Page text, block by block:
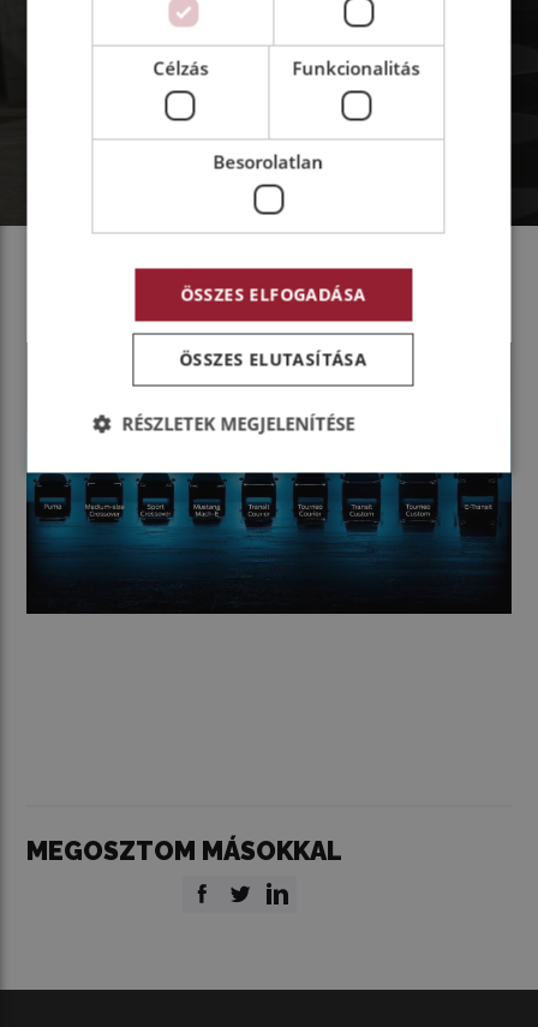
MEGOSZTOM MÁSOKKAL
Célzás Funkcionalitás
Besorolatlan
ÖSSZES ELFOGADÁSA
ÖSSZES ELUTASÍTÁSA
RÉSZLETEK MEGJELENÍTÉSE